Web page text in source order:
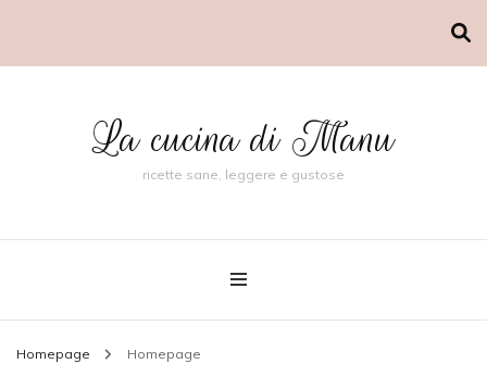
La cucina di Manu
ricette sane, leggere e gustose
Homepage Homepage